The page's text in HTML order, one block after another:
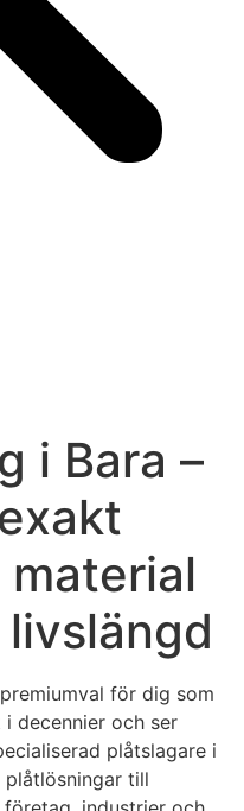
i Bara –
för dig som
decennier och ser
plåtslagare i
plåtlösningar till